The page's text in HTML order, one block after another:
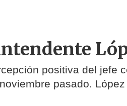
positiva del jefe
pasado.